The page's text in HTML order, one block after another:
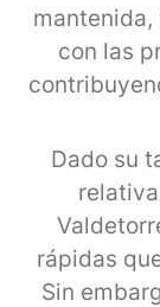
con las
Dado su
rápidas
Sin